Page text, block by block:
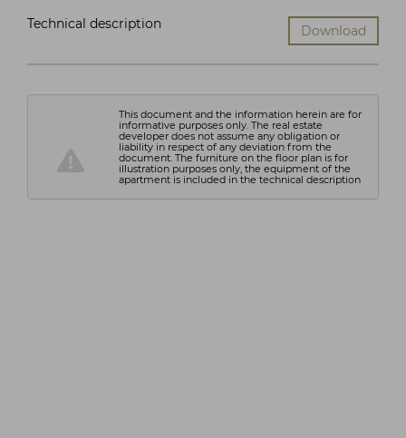
Technical description Download
This document and the information herein are for
informative purposes only. The real estate
developer does not assume any obligation or
liability in respect of any deviation from the
document. The furniture on the floor plan is for
illustration purposes only, the equipment of the
apartment is included in the technical description